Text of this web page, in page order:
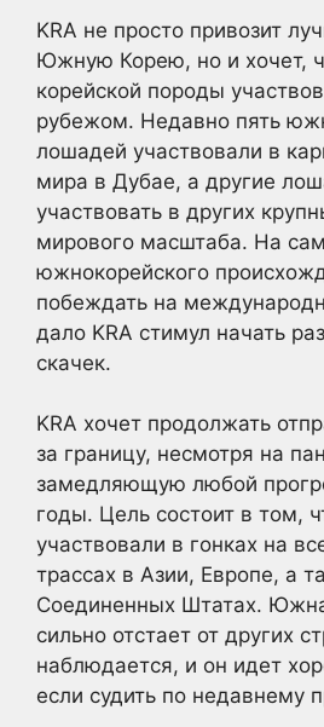
KRA не просто привозит
Южную Корею, но и хочет,
корейской породы
рубежом. Недавно пять
лошадей участвовали в
мира в Дубае, а другие
участвовать в других
мирового масштаба. На
южнокорейского
побеждать на
дало KRA стимул начать
скачек.
KRA хочет продолжать
за границу, несмотря на
замедляющую любой
годы. Цель состоит в том,
участвовали в гонках на
трассах в Азии, Европе, а
Соединенных Штатах.
сильно отстает от других
наблюдается, и он идет
если судить по недавнему